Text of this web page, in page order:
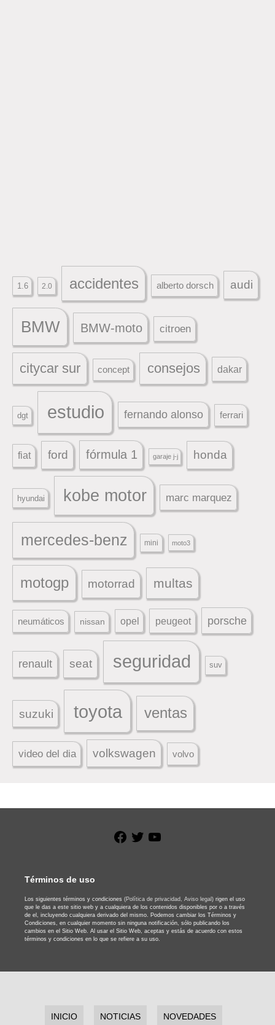
1.6 2.0 accidentes alberto dorsch audi
BMW BMW-moto citroen
citycar sur concept consejos dakar
dgt estudio fernando alonso ferrari
fiat ford fórmula 1 garaje j-j honda
hyundai kobe motor marc marquez
mercedes-benz mini moto3
motogp motorrad multas
neumáticos nissan opel peugeot porsche
renault seat seguridad suv
suzuki toyota ventas
video del dia volkswagen volvo
Facebook
Twitter
Términos de uso
Los siguientes términos y condiciones (Política de privacidad, Aviso legal) rigen el uso
que le das a este sitio web y a cualquiera de los contenidos disponibles por o a través
de el, incluyendo cualquiera derivado del mismo. Podemos cambiar los Términos y
Condiciones, en cualquier momento sin ninguna notificación, sólo publicando los
cambios en el Sitio Web. Al usar el Sitio Web, aceptas y estás de acuerdo con estos
términos y condiciones en lo que se refiere a su uso.
INICIO NOTICIAS NOVEDADES